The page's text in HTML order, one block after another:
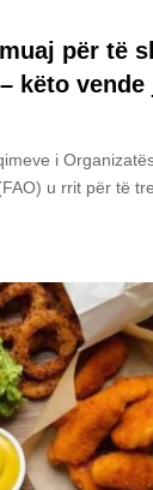
për të
këto
i
u rrit për të